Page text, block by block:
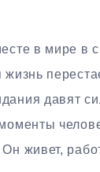
в мире в
давят
живет,